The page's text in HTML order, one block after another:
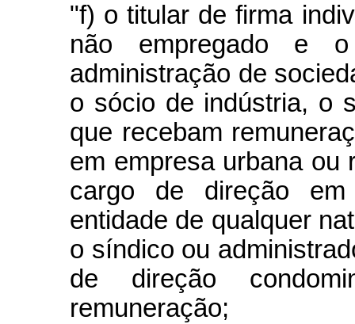
"f) o titular de firma
não empregado e
administração de
o sócio de indústria, o
que recebam
em empresa urbana ou
cargo de direção em
entidade de qualquer
o síndico ou
de direção
remuneração;